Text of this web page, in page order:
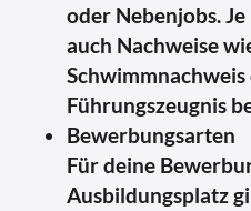
oder Nebenjobs.
auch Nachweise
Führungszeugnis
Bewerbungsarten
Für deine
Ausbildungsplatz